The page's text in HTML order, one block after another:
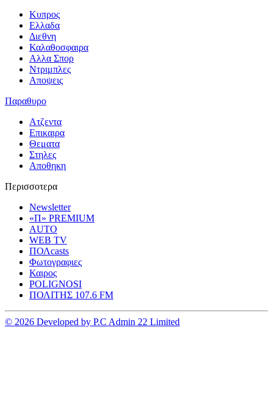
Κυπρος
Ελλαδα
Διεθνη
Καλαθοσφαιρα
Αλλα Σπορ
Ντριμπλες
Αποψεις
Παραθυρο
Ατζεντα
Επικαιρα
Θεματα
Στηλες
Αποθηκη
Περισσοτερα
Newsletter
«Π» PREMIUM
AUTO
WEB TV
ΠΟΛcasts
Φωτογραφιες
Καιρος
POLIGNOSI
ΠΟΛΙΤΗΣ 107.6 FM
© 2026 Developed by P.C Admin 22 Limited